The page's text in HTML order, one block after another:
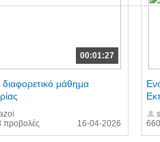
00:01:27
προβολές
μάθημα
16-04-2026